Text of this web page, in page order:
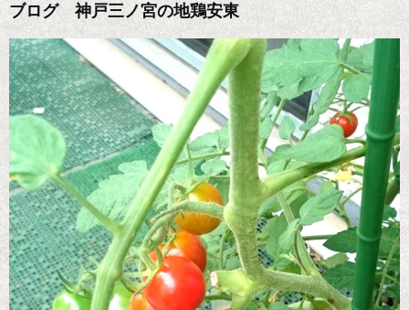
ブログ 神戸三ノ宮の地鶏安東